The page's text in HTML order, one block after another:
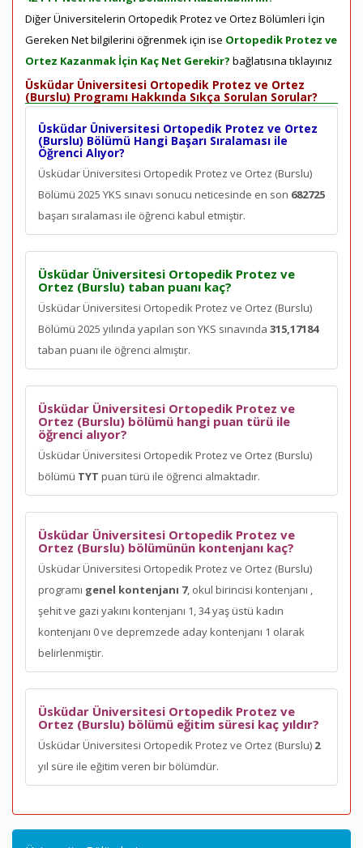
Diğer Üniversitelerin Ortopedik Protez ve Ortez Bölümleri İçin
Gereken Net bilgilerini öğrenmek için ise Ortopedik Protez ve
Ortez Kazanmak İçin Kaç Net Gerekir? bağlatısına tıklayınız
Üsküdar Üniversitesi Ortopedik Protez ve Ortez
(Burslu) Programı Hakkında Sıkça Sorulan Sorular?
Üsküdar Üniversitesi Ortopedik Protez ve Ortez
(Burslu) Bölümü Hangi Başarı Sıralaması ile
Öğrenci Alıyor?
Üsküdar Üniversitesi Ortopedik Protez ve Ortez (Burslu)
Bölümü 2025 YKS sınavı sonucu neticesinde en son 682725
başarı sıralaması ile öğrenci kabul etmiştir.
Üsküdar Üniversitesi Ortopedik Protez ve
Ortez (Burslu) taban puanı kaç?
Üsküdar Üniversitesi Ortopedik Protez ve Ortez (Burslu)
Bölümü 2025 yılında yapılan son YKS sınavında 315,17184
taban puanı ile öğrenci almıştır.
Üsküdar Üniversitesi Ortopedik Protez ve
Ortez (Burslu) bölümü hangi puan türü ile
öğrenci alıyor?
Üsküdar Üniversitesi Ortopedik Protez ve Ortez (Burslu)
bölümü TYT puan türü ile öğrenci almaktadır.
Üsküdar Üniversitesi Ortopedik Protez ve
Ortez (Burslu) bölümünün kontenjanı kaç?
Üsküdar Üniversitesi Ortopedik Protez ve Ortez (Burslu)
programı genel kontenjanı 7, okul birincisi kontenjanı ,
şehit ve gazi yakını kontenjanı 1, 34 yaş üstü kadın
kontenjanı 0 ve depremzede aday kontenjanı 1 olarak
belirlenmiştir.
Üsküdar Üniversitesi Ortopedik Protez ve
Ortez (Burslu) bölümü eğitim süresi kaç yıldır?
Üsküdar Üniversitesi Ortopedik Protez ve Ortez (Burslu) 2
yıl süre ile eğitim veren bir bölümdür.